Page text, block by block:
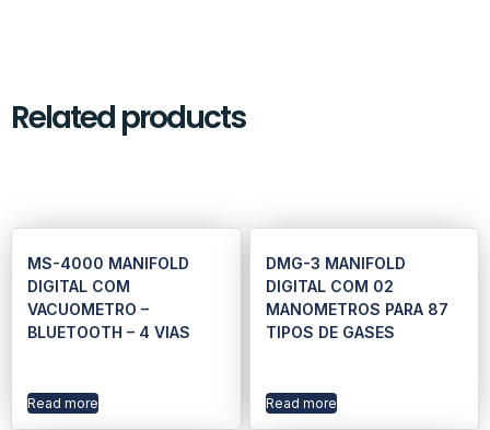
Related products
MS-4000 MANIFOLD
DIGITAL COM
VACUOMETRO –
BLUETOOTH – 4 VIAS
Read more
DMG-3 MANIFOLD
DIGITAL COM 02
MANOMETROS PARA 87
TIPOS DE GASES
Read more